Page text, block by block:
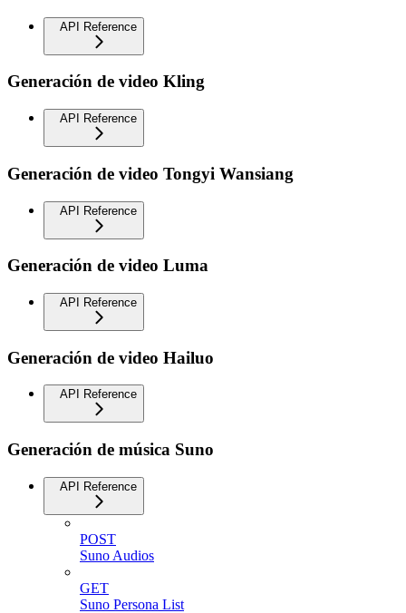
API Reference
Generación de video Kling
API Reference
Generación de video Tongyi Wansiang
API Reference
Generación de video Luma
API Reference
Generación de video Hailuo
API Reference
Generación de música Suno
API Reference
POST
Suno Audios
GET
Suno Persona List